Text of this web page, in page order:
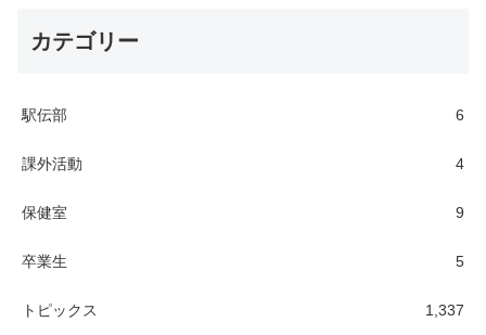
カテゴリー
駅伝部 6
課外活動 4
保健室 9
卒業生 5
トピックス 1,337